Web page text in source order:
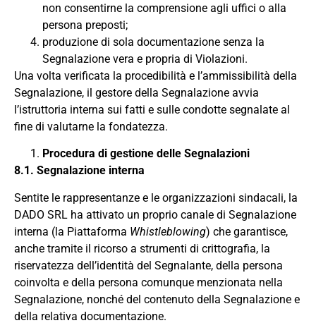
non consentirne la comprensione agli uffici o alla
persona preposti;
produzione di sola documentazione senza la
Segnalazione vera e propria di Violazioni.
Una volta verificata la procedibilità e l’ammissibilità della
Segnalazione, il gestore della Segnalazione avvia
l’istruttoria interna sui fatti e sulle condotte segnalate al
fine di valutarne la fondatezza.
Procedura di gestione delle Segnalazioni
8.1. Segnalazione interna
Sentite le rappresentanze e le organizzazioni sindacali, la
DADO SRL ha attivato un proprio canale di Segnalazione
interna (la Piattaforma Whistleblowing) che garantisce,
anche tramite il ricorso a strumenti di crittografia, la
riservatezza dell’identità del Segnalante, della persona
coinvolta e della persona comunque menzionata nella
Segnalazione, nonché del contenuto della Segnalazione e
della relativa documentazione.